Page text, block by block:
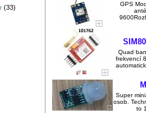
(33)
GPS
Quad
frekvencí
Super
osob.
to